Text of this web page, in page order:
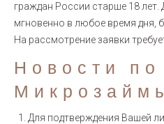
граждан России старше 18 лет.
мгновенно в любое время дня,
На рассмотрение заявки
Новости по
Для подтверждения Вашей